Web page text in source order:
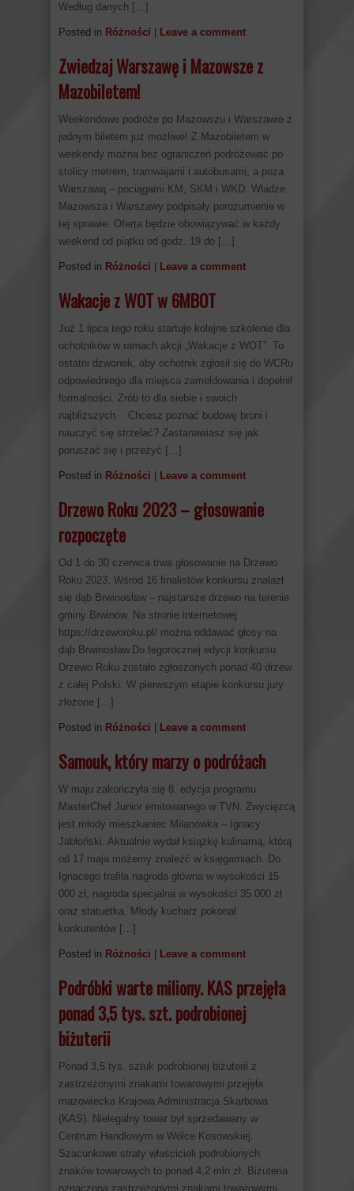
Według danych […]
Posted in Różności Leave a comment
Zwiedzaj Warszawę i Mazowsze z
Mazobiletem!
Weekendowe podróże po Mazowszu i Warszawie z
jednym biletem już możliwe! Z Mazobiletem w
weekendy można bez ograniczeń podróżować po
stolicy metrem, tramwajami i autobusami, a poza
Warszawą – pociągami KM, SKM i WKD. Władze
Mazowsza i Warszawy podpisały porozumienie w
tej sprawie. Oferta będzie obowiązywać w każdy
weekend od piątku od godz. 19 do […]
Posted in Różności Leave a comment
Wakacje z WOT w 6MBOT
Już 1 lipca tego roku startuje kolejne szkolenie dla
ochotników w ramach akcji „Wakacje z WOT”. To
ostatni dzwonek, aby ochotnik zgłosił się do WCRu
odpowiedniego dla miejsca zameldowania i dopełnił
formalności. Zrób to dla siebie i swoich
najbliższych Chcesz poznać budowę broni i
nauczyć się strzelać? Zastanawiasz się jak
poruszać się i przeżyć […]
Posted in Różności Leave a comment
Drzewo Roku 2023 – głosowanie
rozpoczęte
Od 1 do 30 czerwca trwa głosowanie na Drzewo
Roku 2023. Wśród 16 finalistów konkursu znalazł
się dąb Brwinosław – najstarsze drzewo na terenie
gminy Brwinów. Na stronie internetowej
https://drzeworoku.pl/ można oddawać głosy na
dąb Brwinosław.Do tegorocznej edycji konkursu
Drzewo Roku zostało zgłoszonych ponad 40 drzew
z całej Polski. W pierwszym etapie konkursu jury
złożone […]
Posted in Różności Leave a comment
Samouk, który marzy o podróżach
W maju zakończyła się 8. edycja programu
MasterChef Junior emitowanego w TVN. Zwycięzcą
jest młody mieszkaniec Milanówka – Ignacy
Jabłoński. Aktualnie wydał książkę kulinarną, którą
od 17 maja możemy znaleźć w księgarniach. Do
Ignacego trafiła nagroda główna w wysokości 15
000 zł, nagroda specjalna w wysokości 35 000 zł
oraz statuetka. Młody kucharz pokonał
konkurentów […]
Posted in Różności Leave a comment
Podróbki warte miliony. KAS przejęła
ponad 3,5 tys. szt. podrobionej
biżuterii
Ponad 3,5 tys. sztuk podrobionej biżuterii z
zastrzeżonymi znakami towarowymi przejęła
mazowiecka Krajowa Administracja Skarbowa
(KAS). Nielegalny towar był sprzedawany w
Centrum Handlowym w Wólce Kosowskiej.
Szacunkowe straty właścicieli podrobionych
znaków towarowych to ponad 4,2 mln zł. Biżuteria
oznaczona zastrzeżonymi znakami towarowymi